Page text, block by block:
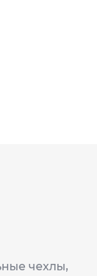
чехлы,